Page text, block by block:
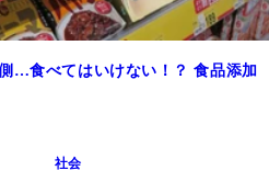
…食べてはいけない！？ 食品添加
社会